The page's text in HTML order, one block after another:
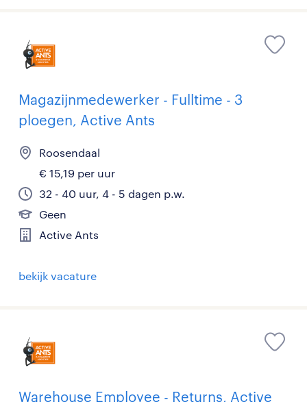
Magazijnmedewerker - Fulltime - 3
ploegen, Active Ants
Roosendaal
€ 15,19 per uur
32 - 40 uur, 4 - 5 dagen p.w.
Geen
Active Ants
bekijk vacature
Warehouse Employee - Returns, Active